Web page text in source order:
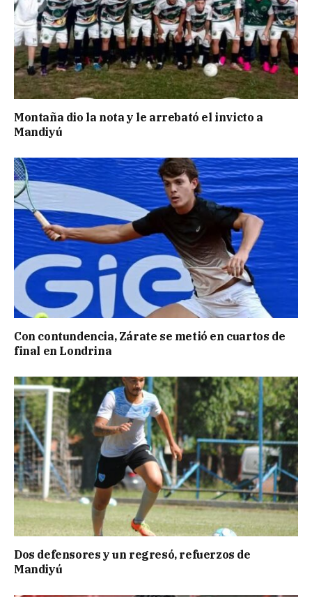
Montaña dio la nota y le arrebató el invicto a
Mandiyú
Con contundencia, Zárate se metió en cuartos de
final en Londrina
Dos defensores y un regresó, refuerzos de
Mandiyú